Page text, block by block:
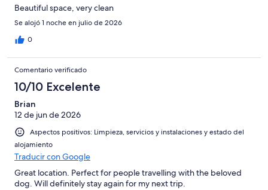
Beautiful space, very clean
Se alojó 1 noche en julio de 2026
0
Comentario verificado
10/10 Excelente
Brian
12 de jun de 2026
Aspectos positivos: Limpieza, servicios y instalaciones y estado del
alojamiento
Traducir con Google
Great location. Perfect for people travelling with the beloved
dog. Will definitely stay again for my next trip.